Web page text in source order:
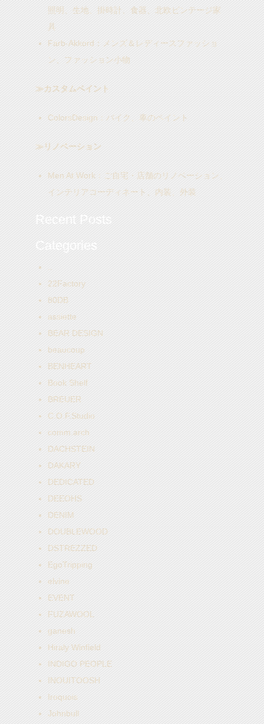
照明、生地、掛時計、食器、北欧ビンテージ家
具
Farb-Akkord：メンズ＆レディースファッショ
ン、ファッション小物
≫カスタムペイント
ColorsDesign：バイク、車のペイント
≫リノベーション
Men At Work：ご自宅・店舗のリノベーション、
インテリアコーディネート、内装、外装
Recent Posts
Categories
..
22Factory
80DB
assiette
BEAR DESIGN
beaucoup
BENHEART
Book Shelf
BREUER
C.O.F.Studio
comm.arch
DACHSTEIN
DAKARY
DEDICATED
DEEOHS
DENIM
DOUBLEWOOD
DSTREZZED
EgoTripping
elvine
EVENT
FUZAWOOL
ganesh
Hiraly Winfield
INDIGO PEOPLE
INOUITOOSH
Iroquois
Johnbull